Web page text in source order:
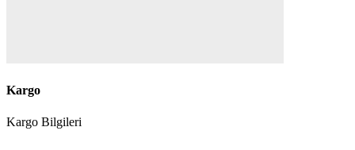
Kargo
Kargo Bilgileri